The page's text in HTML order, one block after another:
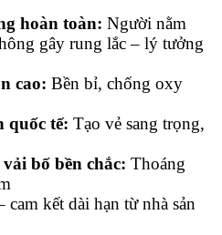
hoàn toàn: Người nằm
gây rung lắc – lý tưởng
cao: Bền bỉ, chống oxy
quốc tế: Tạo vẻ sang trọng,
bố bền chắc: Thoáng
cam kết dài hạn từ nhà sản